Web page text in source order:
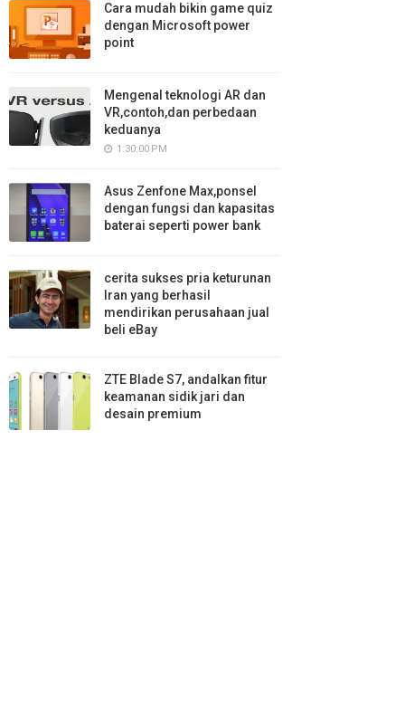
Cara mudah bikin game quiz
dengan Microsoft power
point
Mengenal teknologi AR dan
VR,contoh,dan perbedaan
keduanya
1:30:00 PM
Asus Zenfone Max,ponsel
dengan fungsi dan kapasitas
baterai seperti power bank
cerita sukses pria keturunan
Iran yang berhasil
mendirikan perusahaan jual
beli eBay
ZTE Blade S7, andalkan fitur
keamanan sidik jari dan
desain premium